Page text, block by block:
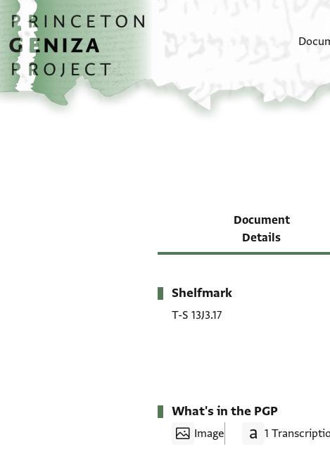
Skip to main content
home
Document
Details
Metadata
Shelfmark
T-S 13J3.17
What's in the PGP
Image 1